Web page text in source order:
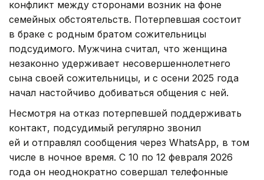
конфликт между сторонами возник на фоне
семейных обстоятельств. Потерпевшая состоит
в браке с родным братом сожительницы
подсудимого. Мужчина считал, что женщина
незаконно удерживает несовершеннолетнего
сына своей сожительницы, и с осени 2025 года
начал настойчиво добиваться общения с ней.
Несмотря на отказ потерпевшей поддерживать
контакт, подсудимый регулярно звонил
ей и отправлял сообщения через WhatsApp, в том
числе в ночное время. С 10 по 12 февраля 2026
года он неоднократно совершал телефонные